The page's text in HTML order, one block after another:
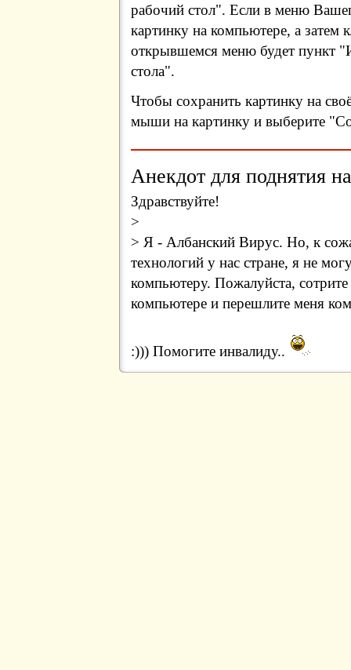
рабочий стол". Если в меню
картинку на компьютере, а затем
открывшемся меню будет пункт
стола".
Чтобы сохранить картинку на
мыши на картинку и выберите
Анекдот для поднятия
Здравствуйте!
>
> Я - Албанский Вирус. Но, к
технологий у нас стране, я не
компьютеру. Пожалуйста,
компьютере и перешлите меня
:))) Помогите инвалиду..